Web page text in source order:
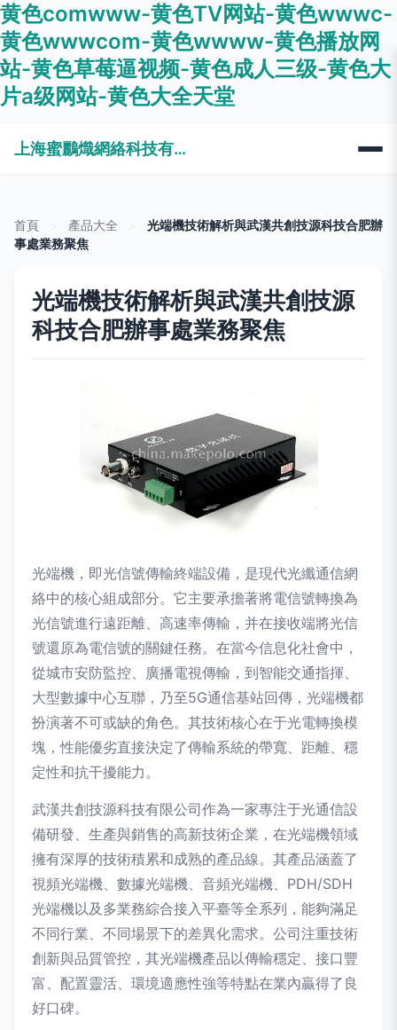
黄色comwww-黄色TV网站-黄色wwwc-
黄色wwwcom-黄色wwww-黄色播放网
站-黄色草莓逼视频-黄色成人三级-黄色大
片a级网站-黄色大全天堂
上海蜜鸝熾網絡科技有限公司
首頁 產品大全
光端機技術解析與武漢共創技源科技合肥辦
事處業務聚焦
光端機技術解析與武漢共創技源
科技合肥辦事處業務聚焦
光端機，即光信號傳輸終端設備，是現代光纖通信網
絡中的核心組成部分。它主要承擔著將電信號轉換為
光信號進行遠距離、高速率傳輸，并在接收端將光信
號還原為電信號的關鍵任務。在當今信息化社會中，
從城市安防監控、廣播電視傳輸，到智能交通指揮、
大型數據中心互聯，乃至5G通信基站回傳，光端機都
扮演著不可或缺的角色。其技術核心在于光電轉換模
塊，性能優劣直接決定了傳輸系統的帶寬、距離、穩
定性和抗干擾能力。
武漢共創技源科技有限公司作為一家專注于光通信設
備研發、生產與銷售的高新技術企業，在光端機領域
擁有深厚的技術積累和成熟的產品線。其產品涵蓋了
視頻光端機、數據光端機、音頻光端機、PDH/SDH
光端機以及多業務綜合接入平臺等全系列，能夠滿足
不同行業、不同場景下的差異化需求。公司注重技術
創新與品質管控，其光端機產品以傳輸穩定、接口豐
富、配置靈活、環境適應性強等特點在業內贏得了良
好口碑。